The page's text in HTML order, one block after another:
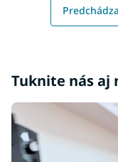
Tuknite nás aj